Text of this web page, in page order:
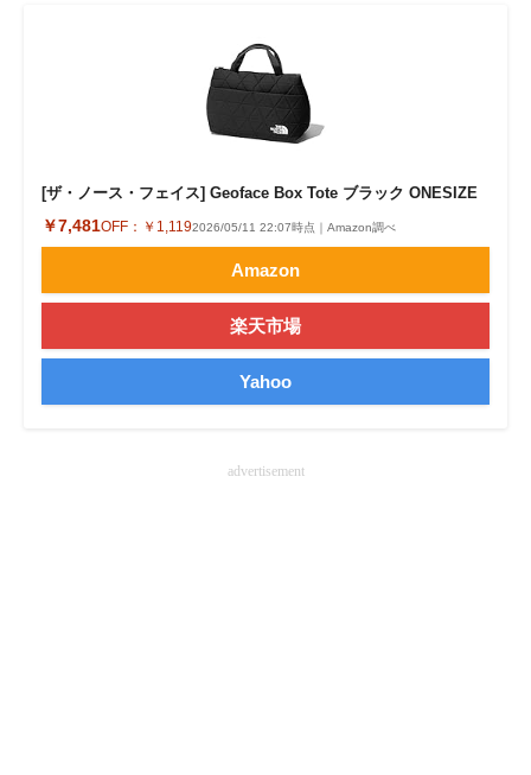
企業向けIT製品の総合サイト
IT製品の技術・比較・事例
エレクトロニクス専門サイト
ちょっと気になるネットの話題
[ザ・ノース・フェイス] Geoface Box Tote ブラック ONESIZE
￥7,481OFF： ￥1,1192026/05/11 22:07時点｜Amazon調べ
Amazon
楽天市場
Yahoo
advertisement